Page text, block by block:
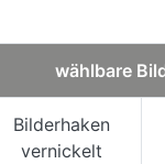
wählbare
Bilderhaken
vernickelt